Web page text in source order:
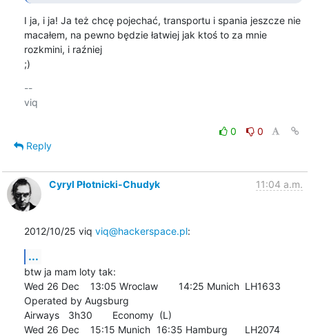
I ja, i ja! Ja też chcę pojechać, transportu i spania jeszcze nie
macałem, na pewno będzie łatwiej jak ktoś to za mnie
rozkmini, i raźniej
;)
--
viq
0
0
Reply
Cyryl Płotnicki-Chudyk 11:04 a.m.
2012/10/25 viq viq@hackerspace.pl:
...
btw ja mam loty tak:
Wed 26 Dec 	13:05 Wroclaw 	14:25 Munich 	LH1633
Operated by Augsburg
Airways 	3h30 	Economy  (L)
Wed 26 Dec 	15:15 Munich 	16:35 Hamburg 	LH2074